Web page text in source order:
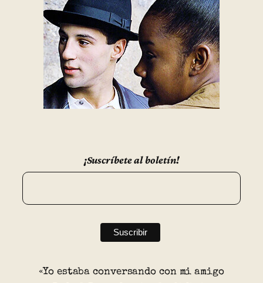
¡Suscríbete al boletín!
«Yo estaba conversando con mi amigo